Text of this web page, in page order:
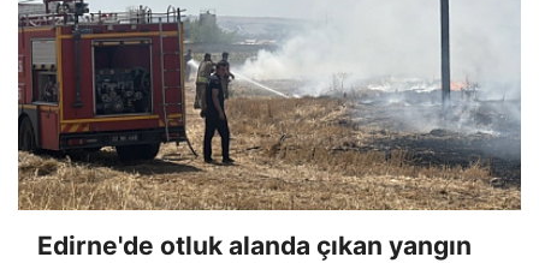
Edirne'de otluk alanda çıkan yangın